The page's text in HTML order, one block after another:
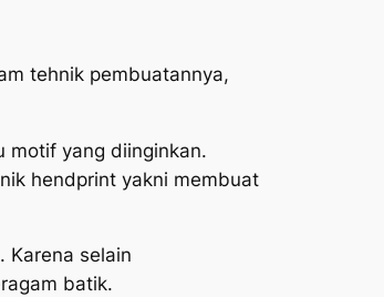
tehnik pembuatannya,
motif yang diinginkan.
hendprint yakni membuat
Karena selain
batik.